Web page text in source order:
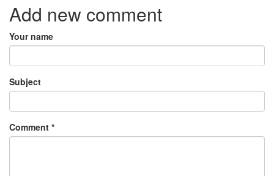
Add new comment
Your name
Subject
Comment *